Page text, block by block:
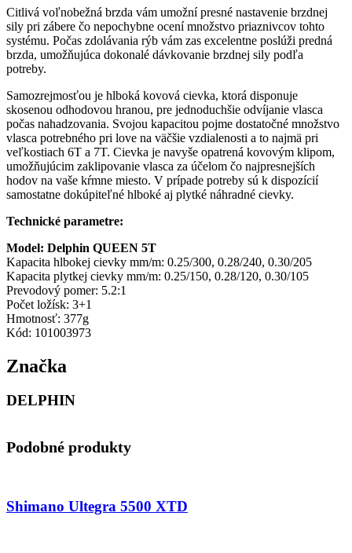
Citlivá voľnobežná brzda vám umožní presné nastavenie brzdnej
sily pri zábere čo nepochybne ocení množstvo priaznivcov tohto
systému. Počas zdolávania rýb vám zas excelentne poslúži predná
brzda, umožňujúca dokonalé dávkovanie brzdnej sily podľa
potreby.
Samozrejmosťou je hlboká kovová cievka, ktorá disponuje
skosenou odhodovou hranou, pre jednoduchšie odvíjanie vlasca
počas nahadzovania. Svojou kapacitou pojme dostatočné množstvo
vlasca potrebného pri love na väčšie vzdialenosti a to najmä pri
veľkostiach 6T a 7T. Cievka je navyše opatrená kovovým klipom,
umožňujúcim zaklipovanie vlasca za účelom čo najpresnejších
hodov na vaše kŕmne miesto. V prípade potreby sú k dispozícií
samostatne dokúpiteľné hlboké aj plytké náhradné cievky.
Technické parametre:
Model: Delphin QUEEN 5T
Kapacita hlbokej cievky mm/m: 0.25/300, 0.28/240, 0.30/205
Kapacita plytkej cievky mm/m: 0.25/150, 0.28/120, 0.30/105
Prevodový pomer: 5.2:1
Počet ložísk: 3+1
Hmotnosť: 377g
Kód: 101003973
Značka
DELPHIN
Podobné produkty
Shimano Ultegra 5500 XTD